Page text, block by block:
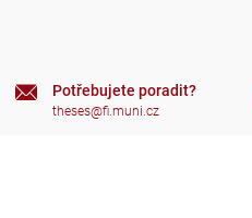
Potřebujete poradit?
theses@fi.muni.cz